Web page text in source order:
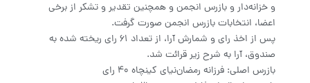
و خزانه‌دار و بازرس انجمن و همچنین تقدیر و تشکر از برخی
اعضا، انتخابات بازرس انجمن صورت گرفت.
پس از اخذ رای و شمارش آرا، از تعداد ۶۱ رای ریخته شده به
صندوق، آرا به شرح زیر قرائت شد.
بازرس اصلی: فرزانه رمضان‌نیای کینچاه 40 رای